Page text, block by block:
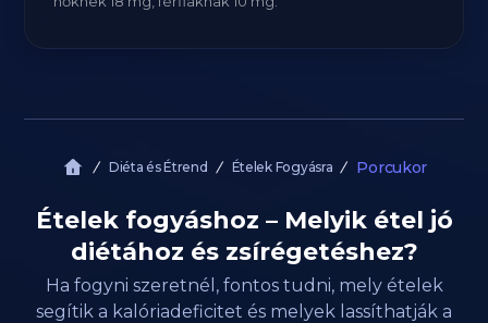
Diéta és Étrend Ételek Fogyásra Porcukor
Ételek fogyáshoz – Melyik étel jó
diétához és zsírégetéshez?
Ha fogyni szeretnél, fontos tudni, mely ételek
segítik a kalóriadeficitet és melyek lassíthatják a